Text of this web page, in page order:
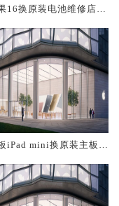
16换原装电池维修店大
iPad mini换原装主板维